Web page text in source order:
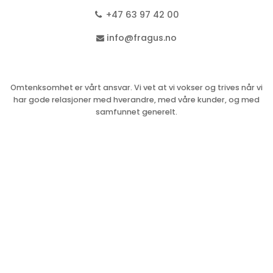
+47 63 97 42 00
info@fragus.no
Omtenksomhet er vårt ansvar. Vi vet at vi vokser og trives når vi
har gode relasjoner med hverandre, med våre kunder, og med
samfunnet generelt.